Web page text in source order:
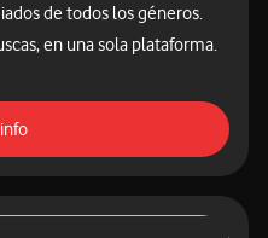
de todos los géneros.
en una sola plataforma.​
acceso a la página de